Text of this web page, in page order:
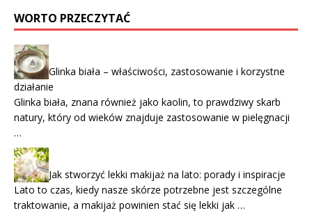
WORTO PRZECZYTAĆ
Glinka biała – właściwości, zastosowanie i korzystne
działanie
Glinka biała, znana również jako kaolin, to prawdziwy skarb
natury, który od wieków znajduje zastosowanie w pielęgnacji
…
Jak stworzyć lekki makijaż na lato: porady i inspiracje
Lato to czas, kiedy nasze skórze potrzebne jest szczególne
traktowanie, a makijaż powinien stać się lekki jak …